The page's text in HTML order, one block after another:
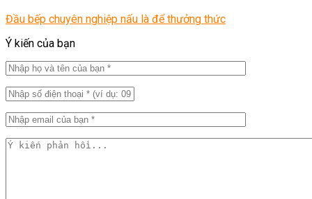
Đầu bếp chuyên nghiệp nấu là để thưởng thức
Ý kiến của bạn